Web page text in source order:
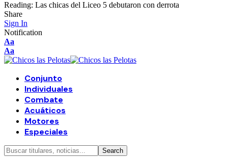
Reading: Las chicas del Liceo 5 debutaron con derrota
Share
Sign In
Notification
Aa
Aa
Conjunto
Individuales
Combate
Acuáticos
Motores
Especiales